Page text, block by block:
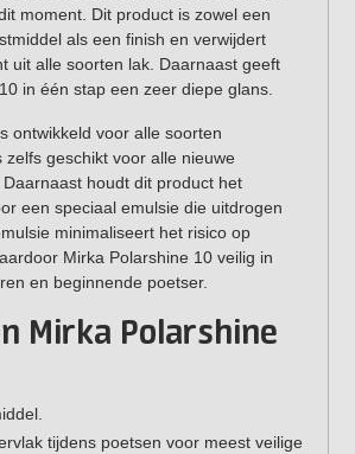
moment. Dit product is zowel een
als een finish en verwijdert
uit alle soorten lak. Daarnaast geeft
in één stap een zeer diepe glans.
ontwikkeld voor alle soorten
zelfs geschikt voor alle nieuwe
houdt dit product het
een speciaal emulsie die uitdrogen
minimaliseert het risico op
Mirka Polarshine 10 veilig in
en beginnende poetser.
Mirka Polarshine
tijdens poetsen voor meest veilige